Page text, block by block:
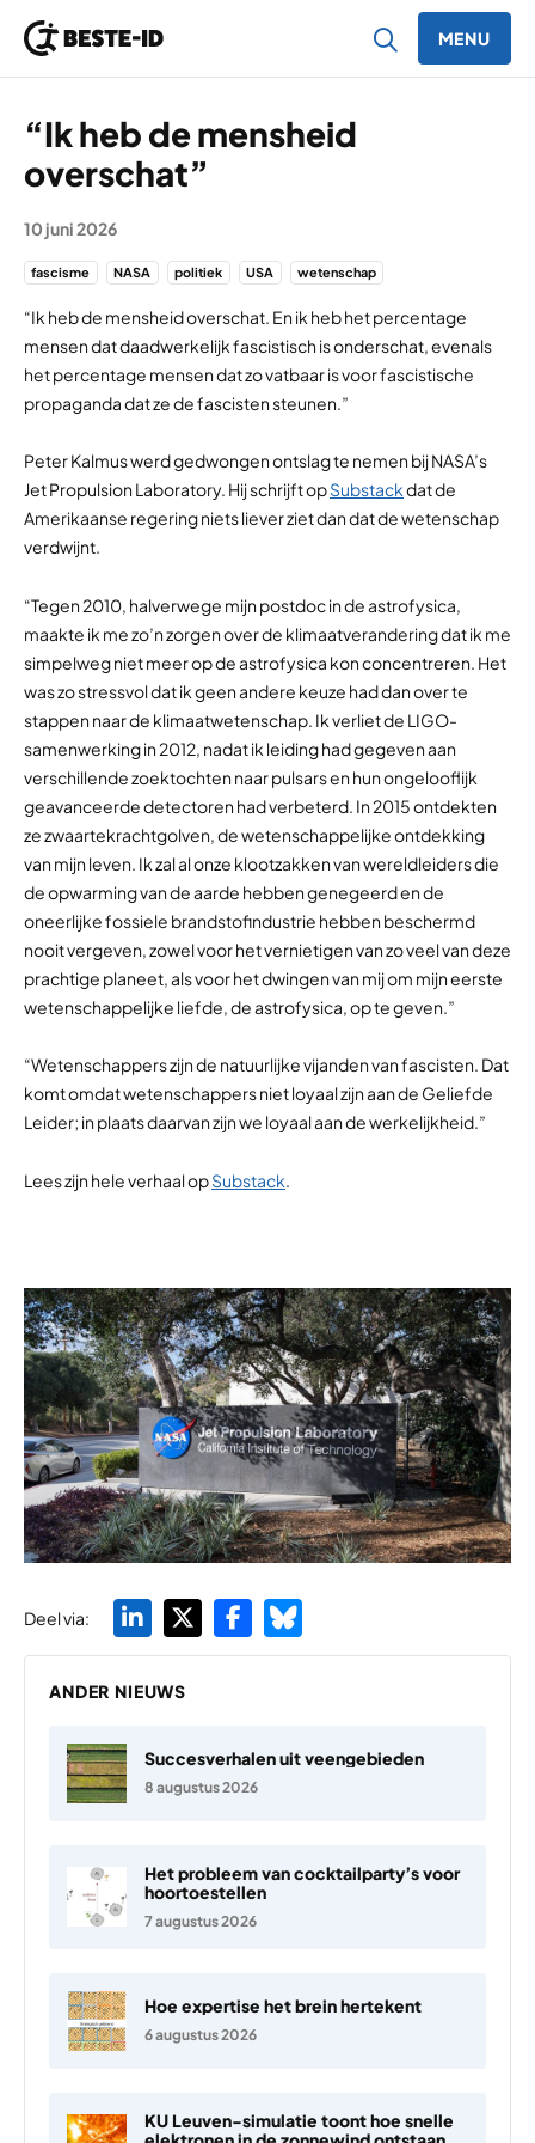
MENU
“Ik heb de mensheid
overschat”
10 juni 2026
fascisme NASA politiek USA wetenschap
“Ik heb de mensheid overschat. En ik heb het percentage
mensen dat daadwerkelijk fascistisch is onderschat, evenals
het percentage mensen dat zo vatbaar is voor fascistische
propaganda dat ze de fascisten steunen.”
Peter Kalmus werd gedwongen ontslag te nemen bij NASA’s
Jet Propulsion Laboratory. Hij schrijft opSubstackdat de
Amerikaanse regering niets liever ziet dan dat de wetenschap
verdwijnt.
“Tegen 2010, halverwege mijn postdoc in de astrofysica,
maakte ik me zo’n zorgen over de klimaatverandering dat ik me
simpelweg niet meer op de astrofysica kon concentreren. Het
was zo stressvol dat ik geen andere keuze had dan over te
stappen naar de klimaatwetenschap. Ik verliet de LIGO-
samenwerking in 2012, nadat ik leiding had gegeven aan
verschillende zoektochten naar pulsars en hun ongelooflijk
geavanceerde detectoren had verbeterd. In 2015 ontdekten
ze zwaartekrachtgolven, de wetenschappelijke ontdekking
van mijn leven. Ik zal al onze klootzakken van wereldleiders die
de opwarming van de aarde hebben genegeerd en de
oneerlijke fossiele brandstofindustrie hebben beschermd
nooit vergeven, zowel voor het vernietigen van zo veel van deze
prachtige planeet, als voor het dwingen van mij om mijn eerste
wetenschappelijke liefde, de astrofysica, op te geven.”
“Wetenschappers zijn de natuurlijke vijanden van fascisten. Dat
komt omdat wetenschappers niet loyaal zijn aan de Geliefde
Leider; in plaats daarvan zijn we loyaal aan de werkelijkheid.”
Lees zijn hele verhaal opSubstack
Deel via:
ANDER NIEUWS
Succesverhalen uit veengebieden
8 augustus 2026
Het probleem van cocktailparty’s voor
hoortoestellen
7 augustus 2026
Hoe expertise het brein hertekent
6 augustus 2026
KU Leuven-simulatie toont hoe snelle